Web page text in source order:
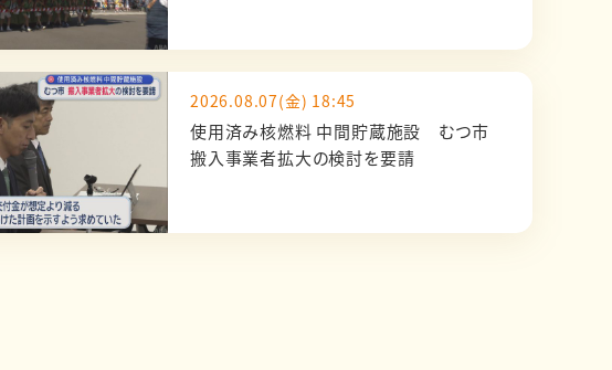
2026.08.07(金) 18:45
使用済み核燃料 中間貯蔵施設 むつ市
搬入事業者拡大の検討を要請